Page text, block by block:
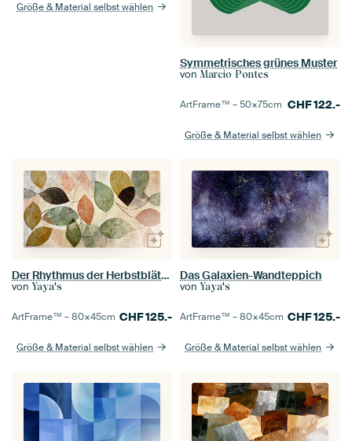
Größe & Material selbst wählen
Symmetrisches grünes Muster
von Marcio Pontes
ArtFrame™ –50×75cm CHF122.-
Größe & Material selbst wählen
Der Rhythmus der Herbstblätter
von Yaya's
ArtFrame™ –80×45cm CHF125.-
Größe & Material selbst wählen
Das Galaxien-Wandteppich
von Yaya's
ArtFrame™ –80×45cm CHF125.-
Größe & Material selbst wählen